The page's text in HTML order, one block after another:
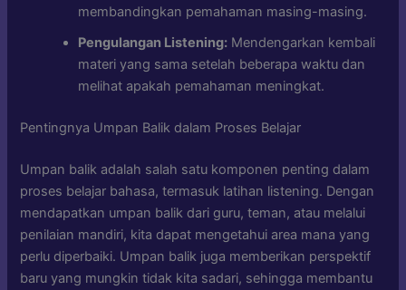
membandingkan pemahaman masing-masing.
Pengulangan Listening: Mendengarkan kembali
materi yang sama setelah beberapa waktu dan
melihat apakah pemahaman meningkat.
Pentingnya Umpan Balik dalam Proses Belajar
Umpan balik adalah salah satu komponen penting dalam
proses belajar bahasa, termasuk latihan listening. Dengan
mendapatkan umpan balik dari guru, teman, atau melalui
penilaian mandiri, kita dapat mengetahui area mana yang
perlu diperbaiki. Umpan balik juga memberikan perspektif
baru yang mungkin tidak kita sadari, sehingga membantu